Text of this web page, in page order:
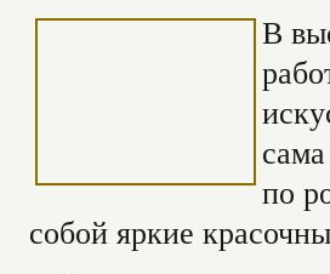
В
по
собой яркие